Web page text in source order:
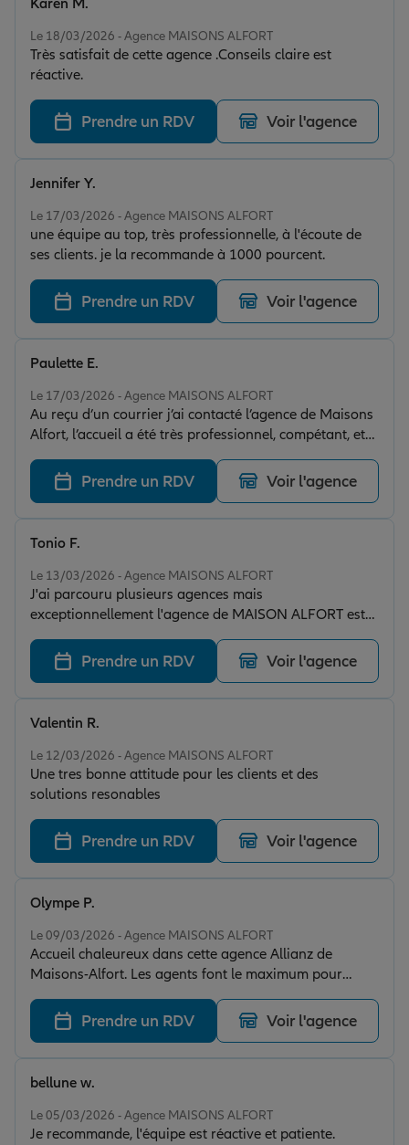
Le 18/03/2026 - Agence MAISONS ALFORT
Très satisfait de cette agence .Conseils claire est
réactive.
Karen M.
Prendre un RDV Voir l'agence
Le 17/03/2026 - Agence MAISONS ALFORT
une équipe au top, très professionnelle, à l'écoute de
ses clients. je la recommande à 1000 pourcent.
Jennifer Y.
Prendre un RDV Voir l'agence
Le 17/03/2026 - Agence MAISONS ALFORT
Au reçu d’un courrier j’ai contacté l’agence de Maisons
Alfort, l’accueil a été très professionnel, compétant, et
surtout très aimable, à la suite de cette appel je me
suis déplacée pour un RDV physique à l’agence et la,
vraiment j’ai été reçue avec le sourire et la personne à
pris le temps nécessaire et patience pour répondre à
toutes mes questions questions. Merci à votre agence
Paulette E.
Prendre un RDV Voir l'agence
Le 13/03/2026 - Agence MAISONS ALFORT
J'ai parcouru plusieurs agences mais
exceptionnellement l'agence de MAISON ALFORT est
le top parmi toutes que j'ai connu auparavant.
Personnellement j'ai enfin trouvé celle compatible à
toutes mes préférences entre les questions et les
réponses je les ai retrouvé là dans cette fameuse
agence de MAISON ALFORT. Rassurez vous ce n'est
Dans cette fameuse agence respecte tout elle reponde
et respecte beaucoup pas mal des choses que je n'ose
pas citer car les mots me manquent. Je vous y
invite,découvrez par vous même et vous me donnerez
raison. Je suis choqué de la façon dont elle me reçoit
soit par téléphone soit en personne donc je parle bien
de l'accueil en général. Quand on me dit on vous
rappelle monsieur pour vous apporter une solution
c'est là ou la magie opère,juste au moment je
commence à désespéré que c'est mort elle ne va jamais
me rappeler alors que c'est important que je sache
quoi, et là mon téléphone sonne c'est bien l'agence qui
me rappelle c'est vraiment magique. L'affaire conclue.
Allez y sans hésiter vous ne serez pas déçu. À bon
entendeur, salut !!!
Tonio F.
Prendre un RDV Voir l'agence
Le 12/03/2026 - Agence MAISONS ALFORT
Une tres bonne attitude pour les clients et des
solutions resonables
Valentin R.
Prendre un RDV Voir l'agence
Le 09/03/2026 - Agence MAISONS ALFORT
Accueil chaleureux dans cette agence Allianz de
Maisons-Alfort. Les agents font le maximum pour
négocier les prix en gardant les mêmes garanties je
vous recommande à 100%
Olympe P.
Prendre un RDV Voir l'agence
Le 05/03/2026 - Agence MAISONS ALFORT
Je recommande, l'équipe est réactive et patiente.
bellune w.